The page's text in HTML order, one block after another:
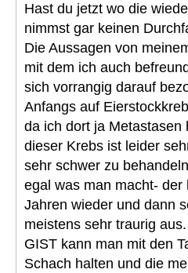
Hast du jetzt wo die
nimmst gar keinen
Die Aussagen von
mit dem ich auch
sich vorrangig darauf
Anfangs auf
da ich dort ja Metastasen
dieser Krebs ist leider
sehr schwer zu
egal was man macht- der
Jahren wieder und dann
meistens sehr traurig
GIST kann man mit den
Schach halten und die